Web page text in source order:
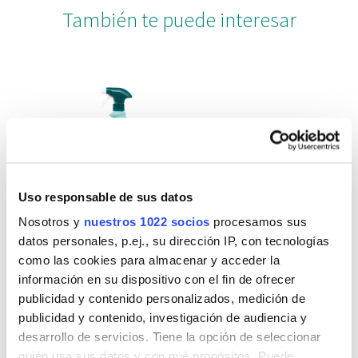
Uso responsable de sus datos
Nosotros y nuestros 1022 socios procesamos sus
datos personales, p.ej., su dirección IP, con tecnologías
como las cookies para almacenar y acceder la
información en su dispositivo con el fin de ofrecer
publicidad y contenido personalizados, medición de
publicidad y contenido, investigación de audiencia y
desarrollo de servicios. Tiene la opción de seleccionar
También te puede interesar
Desinfectante
Baños